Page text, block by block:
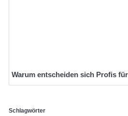
Warum entscheiden sich Profis
Schlagwörter